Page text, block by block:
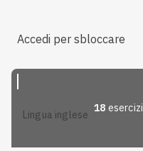
Accedi per sbloccare
lingua inglese
18 esercizi